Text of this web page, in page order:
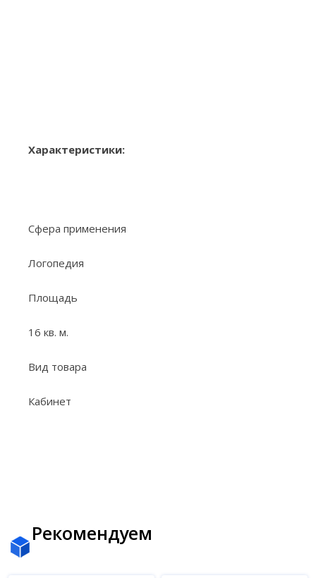
Характеристики:
Сфера применения
Логопедия
Площадь
16 кв. м.
Вид товара
Кабинет
Рекомендуем